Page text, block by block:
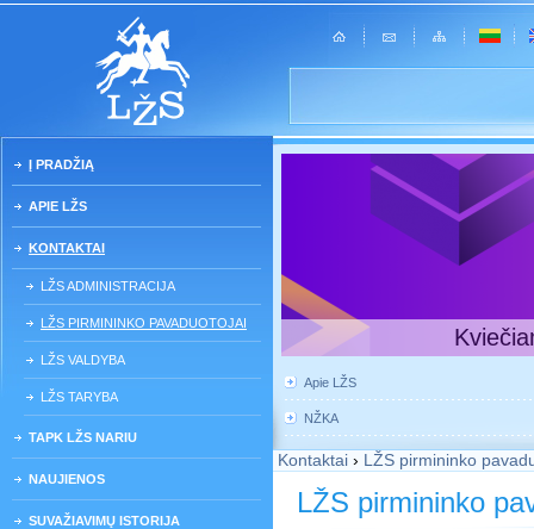
Į PRADŽIĄ
APIE LŽS
KONTAKTAI
LŽS ADMINISTRACIJA
LŽS PIRMININKO PAVADUOTOJAI
LŽS VALDYBA
LŽS TARYBA
TAPK LŽS NARIU
NAUJIENOS
SUVAŽIAVIMŲ ISTORIJA
Apie LŽS
NŽKA
Kontaktai › LŽS pirmininko
LŽS pirmininko